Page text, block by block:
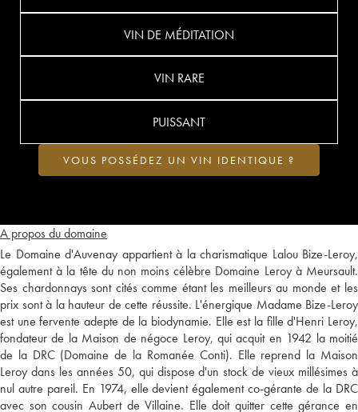
A propos du domaine
Le Domaine d'Auvenay appartient à la charismatique Lalou Bize-Leroy,
également à la tête du non moins célèbre Domaine Leroy à Meursault.
Ses chardonnays sont cités comme étant les meilleurs au monde et les
prix sont à la hauteur de cette réussite. L'énergique Madame Bize-Leroy
est une fervente adepte de la biodynamie. Elle est la fille d'Henri Leroy,
fondateur de la Maison de négoce Leroy, qui acquit en 1942 la moitié
de la DRC (Domaine de la Romanée Conti). Elle reprend la Maison
Leroy dans les années 50, qui dispose d'un stock de vieux millésimes à
nul autre pareil. En 1974, elle devient également co-gérante de la DRC
avec son cousin Aubert de Villaine. Elle doit quitter cette gérance en
VIN DE MÉDITATION
VIN RARE
PUISSANT
VOUS POSSÉDEZ UN VIN IDENTIQUE ?